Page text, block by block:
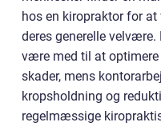
hos en kiropraktor for
deres generelle
være med til at
skader, mens
kropsholdning og
regelmæssige